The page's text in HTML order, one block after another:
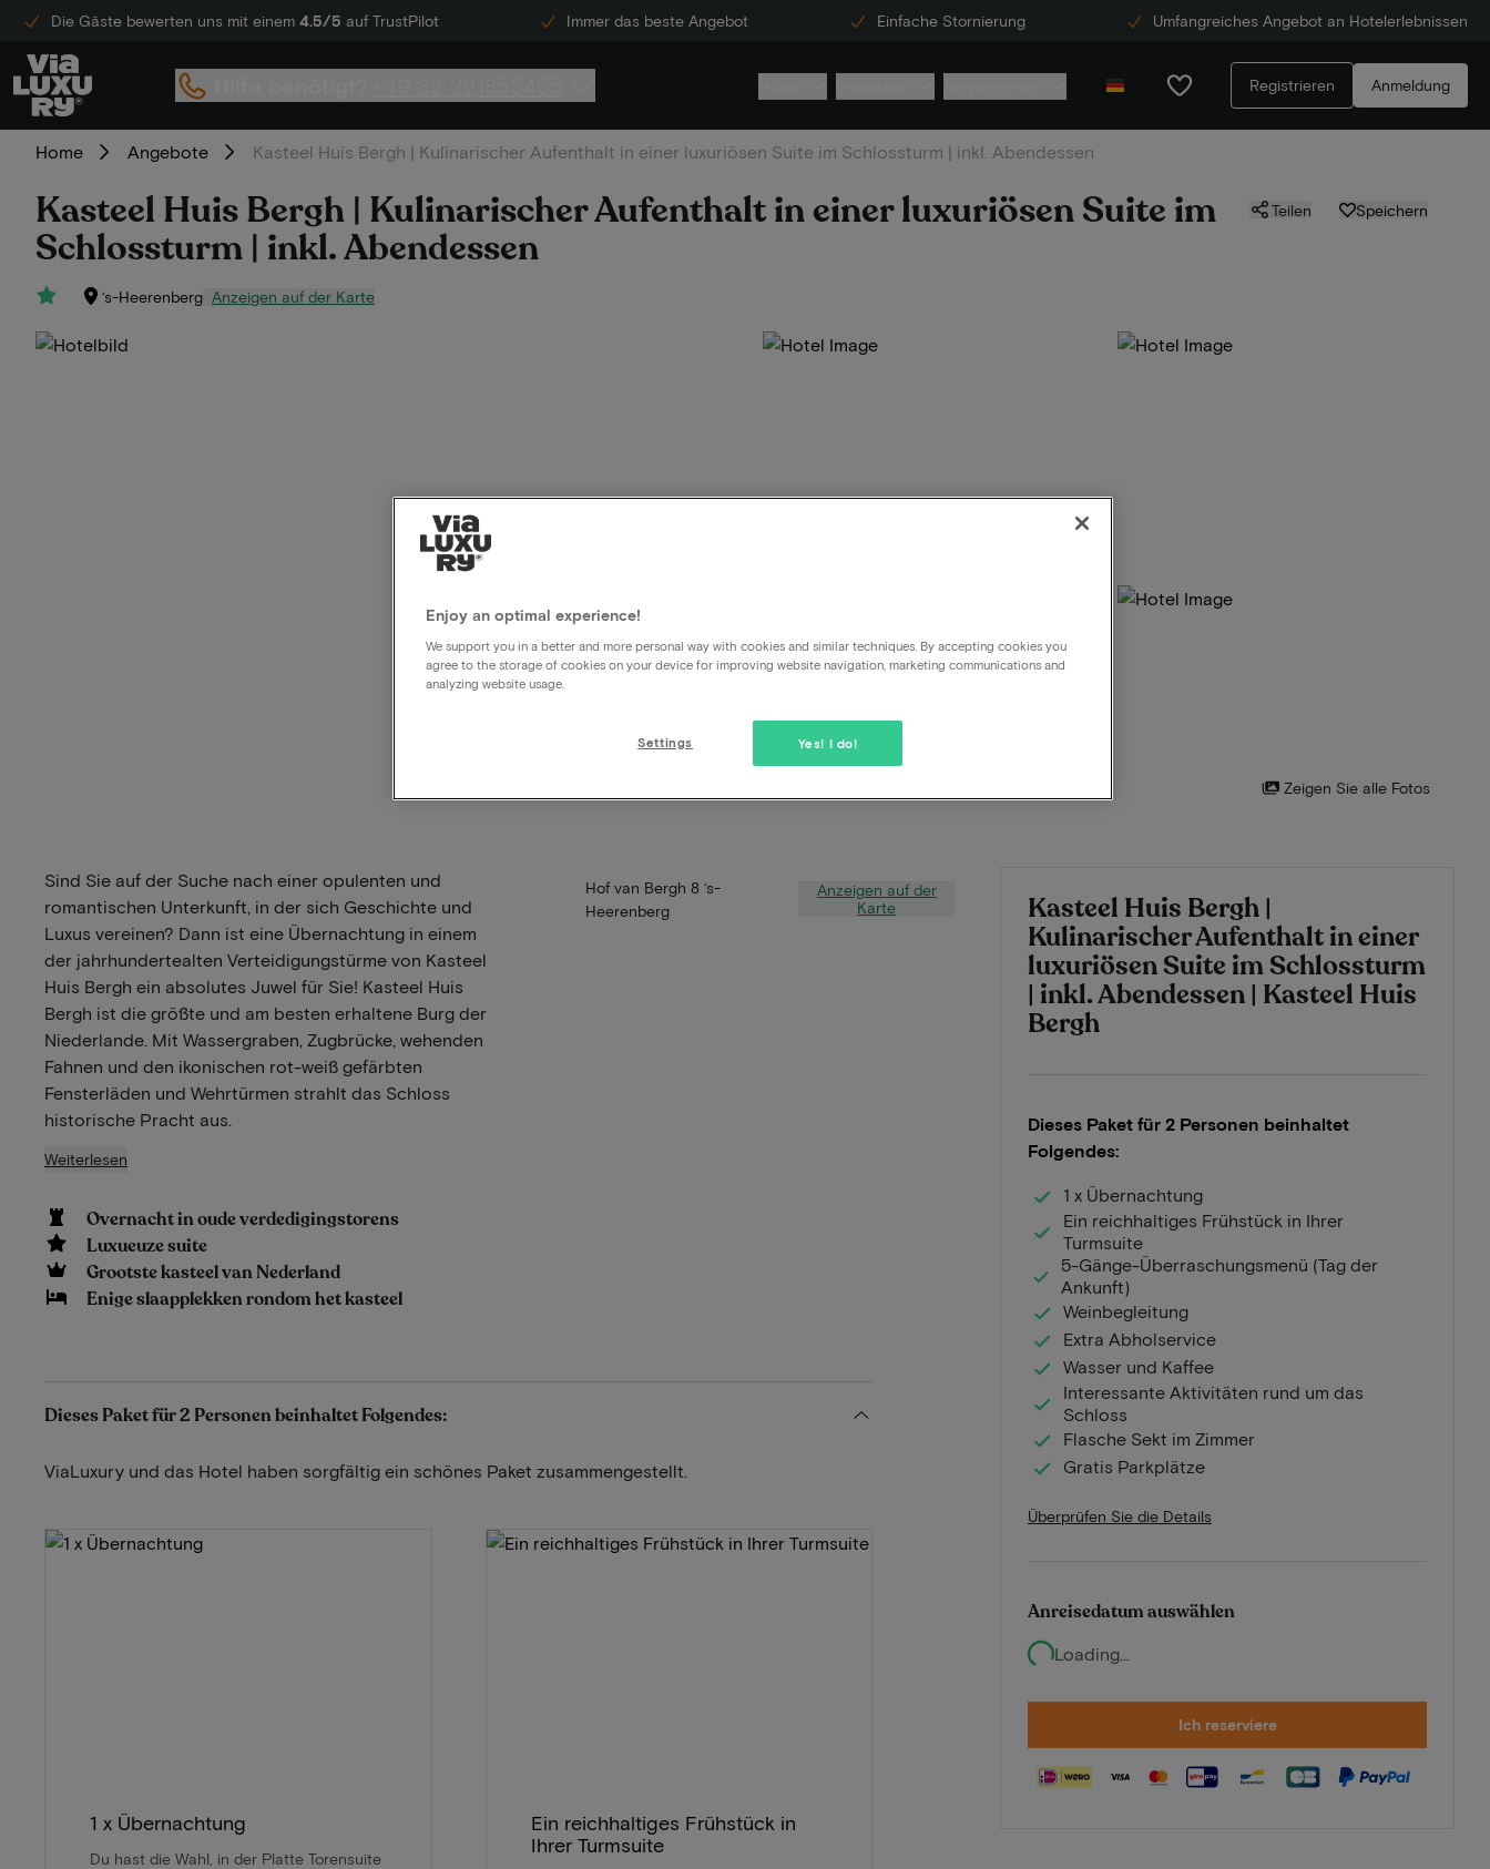
Die Gäste bewerten uns mit einem 4.5/5 auf TrustPilot Immer das beste Angebot Einfache Stornierung Umfangreiches Angebot an Hotelerlebnissen
Registrieren Anmeldung
Home Angebote Kasteel Huis Bergh | Kulinarischer Aufenthalt in einer luxuriösen Suite im Schlossturm | inkl. Abendessen
Kasteel Huis Bergh | Kulinarischer Aufenthalt in einer luxuriösen Suite im
Schlossturm | inkl. Abendessen
‘s-Heerenberg Anzeigen auf der Karte
Teilen Speichern
Zeigen Sie alle Fotos
Kasteel Huis Bergh |
Kulinarischer Aufenthalt in einer
luxuriösen Suite im Schlossturm
| inkl. Abendessen | Kasteel Huis
Bergh
Dieses Paket für 2 Personen beinhaltet
Folgendes:
1 x Übernachtung
Ein reichhaltiges Frühstück in Ihrer
Turmsuite
5-Gänge-Überraschungsmenü (Tag der
Ankunft)
Weinbegleitung
Extra Abholservice
Wasser und Kaffee
Interessante Aktivitäten rund um das
Schloss
Flasche Sekt im Zimmer
Gratis Parkplätze
Überprüfen Sie die Details
Anreisedatum auswählen
Loading...
Ich reserviere
Sind Sie auf der Suche nach einer opulenten und
romantischen Unterkunft, in der sich Geschichte und
Luxus vereinen? Dann ist eine Übernachtung in einem
der jahrhundertealten Verteidigungstürme von Kasteel
Huis Bergh ein absolutes Juwel für Sie! Kasteel Huis
Bergh ist die größte und am besten erhaltene Burg der
Niederlande. Mit Wassergraben, Zugbrücke, wehenden
Fahnen und den ikonischen rot-weiß gefärbten
Fensterläden und Wehrtürmen strahlt das Schloss
historische Pracht aus.
Weiterlesen
Overnacht in oude verdedigingstorens
Luxueuze suite
Grootste kasteel van Nederland
Enige slaapplekken rondom het kasteel
Hof van Bergh 8 ‘s-
Heerenberg
Anzeigen auf der
Karte
Dieses Paket für 2 Personen beinhaltet Folgendes:
ViaLuxury und das Hotel haben sorgfältig ein schönes Paket zusammengestellt.
1 x Übernachtung
Du hast die Wahl, in der Platte Torensuite
Ein reichhaltiges Frühstück in
Ihrer Turmsuite
Enjoy an optimal experience!
We support you in a better and more personal way with cookies and similar techniques. By accepting cookies you
agree to the storage of cookies on your device for improving website navigation, marketing communications and
analyzing website usage.
Yes! I do!
Settings